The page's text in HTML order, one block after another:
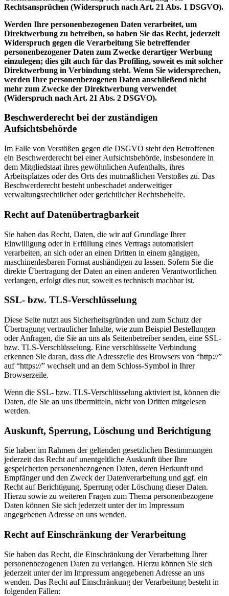
Rechtsansprüchen (Widerspruch nach Art. 21 Abs. 1 DSGVO).
Werden Ihre personenbezogenen Daten verarbeitet, um
Direktwerbung zu betreiben, so haben Sie das Recht, jederzeit
Widerspruch gegen die Verarbeitung Sie betreffender
personenbezogener Daten zum Zwecke derartiger Werbung
einzulegen; dies gilt auch für das Profiling, soweit es mit solcher
Direktwerbung in Verbindung steht. Wenn Sie widersprechen,
werden Ihre personenbezogenen Daten anschließend nicht
mehr zum Zwecke der Direktwerbung verwendet
(Widerspruch nach Art. 21 Abs. 2 DSGVO).
Beschwerderecht bei der zuständigen
Aufsichtsbehörde
Im Falle von Verstößen gegen die DSGVO steht den Betroffenen
ein Beschwerderecht bei einer Aufsichtsbehörde, insbesondere in
dem Mitgliedstaat ihres gewöhnlichen Aufenthalts, ihres
Arbeitsplatzes oder des Orts des mutmaßlichen Verstoßes zu. Das
Beschwerderecht besteht unbeschadet anderweitiger
verwaltungsrechtlicher oder gerichtlicher Rechtsbehelfe.
Recht auf Datenübertragbarkeit
Sie haben das Recht, Daten, die wir auf Grundlage Ihrer
Einwilligung oder in Erfüllung eines Vertrags automatisiert
verarbeiten, an sich oder an einen Dritten in einem gängigen,
maschinenlesbaren Format aushändigen zu lassen. Sofern Sie die
direkte Übertragung der Daten an einen anderen Verantwortlichen
verlangen, erfolgt dies nur, soweit es technisch machbar ist.
SSL- bzw. TLS-Verschlüsselung
Diese Seite nutzt aus Sicherheitsgründen und zum Schutz der
Übertragung vertraulicher Inhalte, wie zum Beispiel Bestellungen
oder Anfragen, die Sie an uns als Seitenbetreiber senden, eine SSL-
bzw. TLS-Verschlüsselung. Eine verschlüsselte Verbindung
erkennen Sie daran, dass die Adresszeile des Browsers von “http://”
auf “https://” wechselt und an dem Schloss-Symbol in Ihrer
Browserzeile.
Wenn die SSL- bzw. TLS-Verschlüsselung aktiviert ist, können die
Daten, die Sie an uns übermitteln, nicht von Dritten mitgelesen
werden.
Auskunft, Sperrung, Löschung und Berichtigung
Sie haben im Rahmen der geltenden gesetzlichen Bestimmungen
jederzeit das Recht auf unentgeltliche Auskunft über Ihre
gespeicherten personenbezogenen Daten, deren Herkunft und
Empfänger und den Zweck der Datenverarbeitung und ggf. ein
Recht auf Berichtigung, Sperrung oder Löschung dieser Daten.
Hierzu sowie zu weiteren Fragen zum Thema personenbezogene
Daten können Sie sich jederzeit unter der im Impressum
angegebenen Adresse an uns wenden.
Recht auf Einschränkung der Verarbeitung
Sie haben das Recht, die Einschränkung der Verarbeitung Ihrer
personenbezogenen Daten zu verlangen. Hierzu können Sie sich
jederzeit unter der im Impressum angegebenen Adresse an uns
wenden. Das Recht auf Einschränkung der Verarbeitung besteht in
folgenden Fällen: